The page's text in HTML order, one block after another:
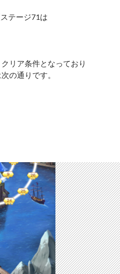
テージ71は
リア条件となっており
の通りです。
Fall 夏ステージ71 攻略